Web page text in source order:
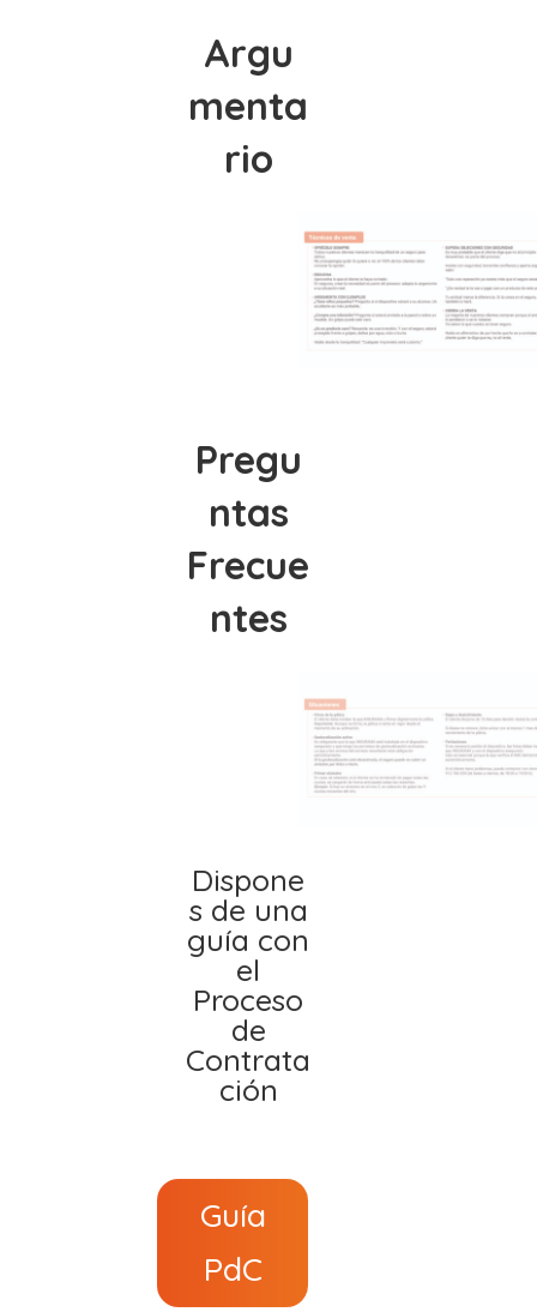
Argu
menta
rio
Pregu
ntas
Frecue
ntes
Dispone
s de una
guía con
el
Proceso
de
Contrata
ción
Guía
PdC